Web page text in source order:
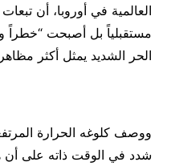
العالمية في أوروبا، أن
مستقبلياً بل أصبحت “خطراً
الحر الشديد يمثل أكثر
ووصف كلوغه الحرارة
شدد في الوقت ذاته على أن